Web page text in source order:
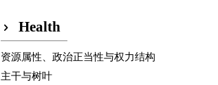
Health
资源属性、政治正当性与权力结构
主干与树叶